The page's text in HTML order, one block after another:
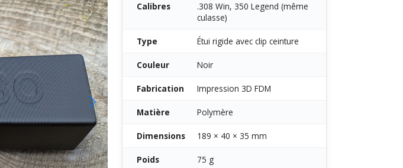
Calibres
.308 Win, 350 Legend (même
culasse)
Type Étui rigide avec clip ceinture
Couleur Noir
Fabrication Impression 3D FDM
Matière Polymère
Dimensions 189 × 40 × 35 mm
Poids 75 g